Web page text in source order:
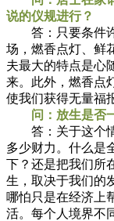
说的仪规进行？
答：只要条件许
场，燃香点灯、鲜
夫最大的特点是心
来。此外，燃香点
使我们获得无量福
问：放生是否
答：关于这个情
多少财力。什么是
下？还是把我们所
生，取决于我们的
哪怕只是在经济上
活。每个人境界不